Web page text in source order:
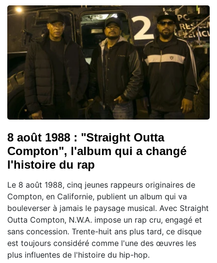
8 août 1988 : "Straight Outta
Compton", l'album qui a changé
l'histoire du rap
Le 8 août 1988, cinq jeunes rappeurs originaires de
Compton, en Californie, publient un album qui va
bouleverser à jamais le paysage musical. Avec Straight
Outta Compton, N.W.A. impose un rap cru, engagé et
sans concession. Trente-huit ans plus tard, ce disque
est toujours considéré comme l'une des œuvres les
plus influentes de l'histoire du hip-hop.